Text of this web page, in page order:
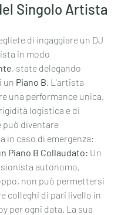
Singolo Artista
di ingaggiare un DJ
in modo
, state delegando
un Piano B. L'artista
una performance unica,
logistica e di
può diventare
in caso di emergenza:
Piano B Collaudato: Un
autonomo,
non può permettersi
colleghi di pari livello in
per ogni data. La sua